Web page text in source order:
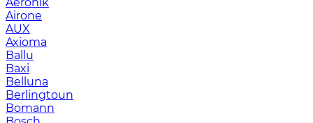
Airone
AUX
Axioma
Ballu
Baxi
Belluna
Berlingtoun
Bomann